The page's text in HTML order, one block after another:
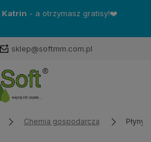
Katrin - a otrzymasz gratisy!❤️
sklep@softmm.com.pl
Chemia gospodarcza Płyny